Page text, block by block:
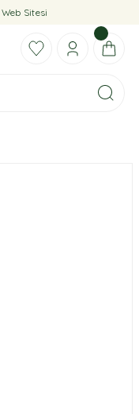
Sitesi